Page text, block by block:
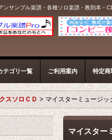
ンサンブル楽譜・各種ソロ楽譜・教則本・
テゴリ一覧 ご利用案内 特定商
スソロＣＤ > マイスターミュージッ
マイスター